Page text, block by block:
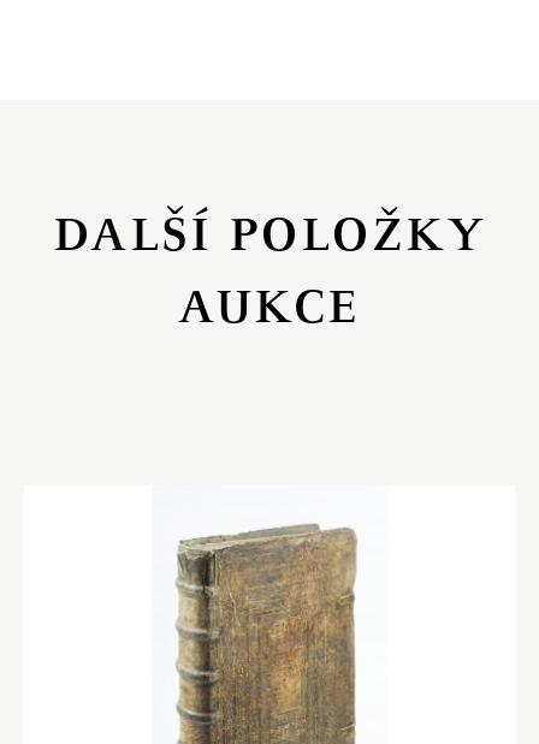
DALŠÍ POLOŽKY
AUKCE